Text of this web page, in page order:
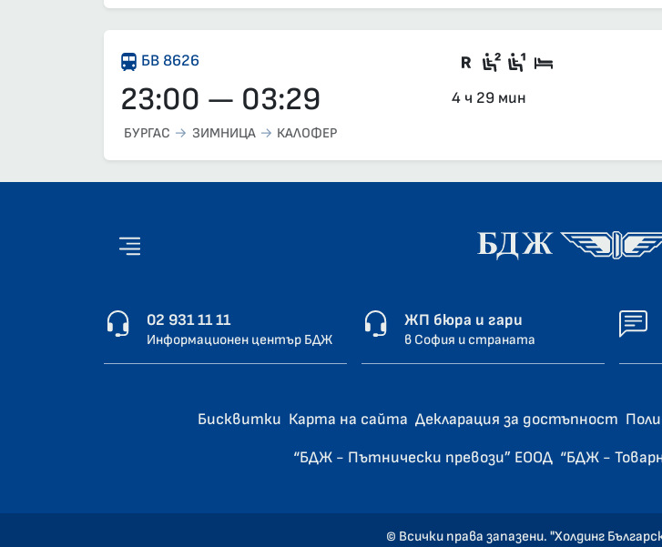
БВ 8626 Във влака има
Седящи места, 2-
Седящи
Спален
23:00 — 03:29 4 ч 29 мин
БУРГАС ЗИМНИЦА КАЛОФЕР
02 931 11 11
Информационен център БДЖ
ЖП бюра и гари
в София и страната
Бисквитки Карта на сайта Декларация за достъпност
“БДЖ - Пътнически превози” ЕООД “БДЖ -
© Всички права запазени. "Холдинг